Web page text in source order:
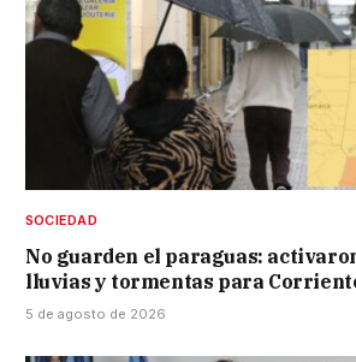
SOCIEDAD
No guarden el paraguas:
lluvias y tormentas para
5 de agosto de 2026